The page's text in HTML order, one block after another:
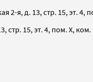
2-я, д. 13, стр. 15, эт. 4,
стр. 15, эт. 4, пом. X, ком.